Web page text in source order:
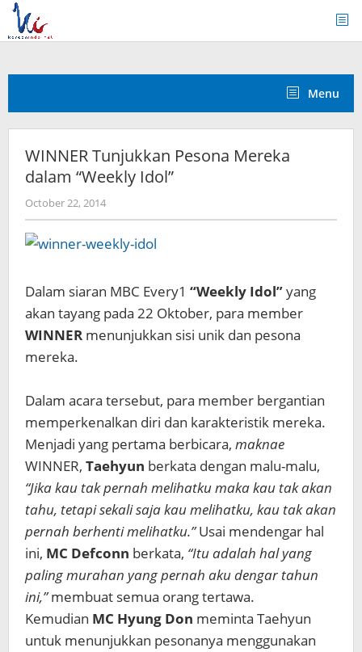
Skip
content
Menu
WINNER Tunjukkan Pesona Mereka
dalam “Weekly Idol”
October 22, 2014by
Koreanindo
Dalam siaran MBC Every1 “Weekly Idol”yang
akan tayang pada 22 Oktober, para member
WINNER menunjukkan sisi unik dan pesona
mereka.
Dalam acara tersebut, para member bergantian
memperkenalkan diri dan karakteristik mereka.
Menjadi yang pertama berbicara, maknae
WINNER, Taehyun berkata dengan malu-malu,
“Jika kau tak pernah melihatku maka kau tak akan
tahu, tetapi sekali saja kau melihatku, kau tak akan
pernah berhenti melihatku.”Usai mendengar hal
ini, MC Defconn berkata, “Itu adalah hal yang
paling murahan yang pernah aku dengar tahun
ini,”membuat semua orang tertawa.
Kemudian MC Hyung Don meminta Taehyun
untuk menunjukkan pesonanya menggunakan